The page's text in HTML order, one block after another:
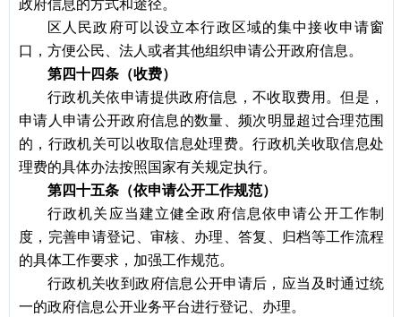
政府信息的方式和途径。
区人民政府可以设立本行政区域的集中接收申请窗
口，方便公民、法人或者其他组织申请公开政府信息。
第四十四条（收费）
行政机关依申请提供政府信息，不收取费用。但是，
申请人申请公开政府信息的数量、频次明显超过合理范围
的，行政机关可以收取信息处理费。行政机关收取信息处
理费的具体办法按照国家有关规定执行。
第四十五条（依申请公开工作规范）
行政机关应当建立健全政府信息依申请公开工作制
度，完善申请登记、审核、办理、答复、归档等工作流程
的具体工作要求，加强工作规范。
行政机关收到政府信息公开申请后，应当及时通过统
一的政府信息公开业务平台进行登记、办理。